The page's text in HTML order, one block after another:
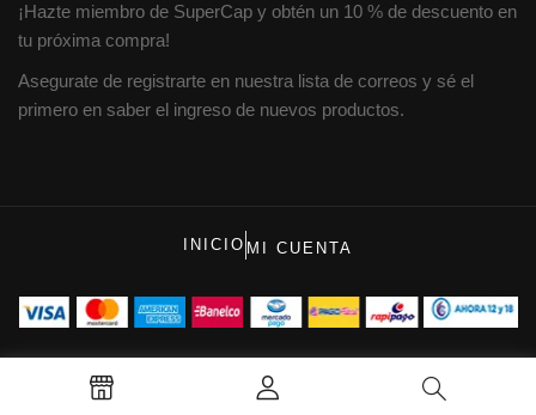
¡Hazte miembro de SuperCap y obtén un 10 % de descuento en
tu próxima compra!
Asegurate de registrarte en nuestra lista de correos y sé el
primero en saber el ingreso de nuevos productos.
INICIO MI CUENTA